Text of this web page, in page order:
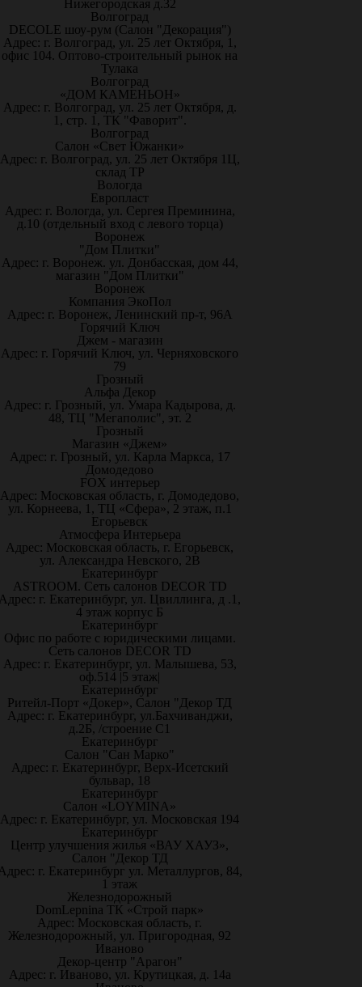
Нижегородская д.32
Волгоград
DECOLE шоу-рум (Салон "Декорация")
Адрес: г. Волгоград, ул. 25 лет Октября, 1,
офис 104. Оптово-строительный рынок на
Тулака
Волгоград
«ДОМ КАМЕНЬОН»
Адрес: г. Волгоград, ул. 25 лет Октября, д.
1, стр. 1, ТК "Фаворит".
Волгоград
Салон «Свет Южанки»
Адрес: г. Волгоград, ул. 25 лет Октября 1Ц,
склад ТР
Вологда
Европласт
Адрес: г. Вологда, ул. Сергея Преминина,
д.10 (отдельный вход с левого торца)
Воронеж
"Дом Плитки"
Адрес: г. Воронеж. ул. Донбасская, дом 44,
магазин "Дом Плитки"
Воронеж
Компания ЭкоПол
Адрес: г. Воронеж, Ленинский пр-т, 96А
Горячий Ключ
Джем - магазин
Адрес: г. Горячий Ключ, ул. Черняховского
79
Грозный
Альфа Декор
Адрес: г. Грозный, ул. Умара Кадырова, д.
48, ТЦ "Мегаполис", эт. 2
Грозный
Магазин «Джем»
Адрес: г. Грозный, ул. Карла Маркса, 17
Домодедово
FOX интерьер
Адрес: Московская область, г. Домодедово,
ул. Корнеева, 1, ТЦ «Сфера», 2 этаж, п.1
Егорьевск
Атмосфера Интерьера
Адрес: Московская область, г. Егорьевск,
ул. Александра Невского, 2В
Екатеринбург
ASTROOM. Сеть салонов DECOR TD
г. Екатеринбург, ул. Цвиллинга, д .1,
4 этаж корпус Б
Екатеринбург
Офис по работе с юридическими лицами.
Сеть салонов DECOR TD
Адрес: г. Екатеринбург, ул. Малышева, 53,
оф.514 |5 этаж|
Екатеринбург
Ритейл-Порт «Докер», Салон "Декор ТД
Адрес: г. Екатеринбург, ул.Бахчиванджи,
д.2Б, /строение С1
Екатеринбург
Салон "Сан Марко"
Адрес: г. Екатеринбург, Верх-Исетский
бульвар, 18
Екатеринбург
Салон «LOYMINA»
Адрес: г. Екатеринбург, ул. Московская 194
Екатеринбург
Центр улучшения жилья «ВАУ ХАУЗ»,
Салон "Декор ТД
г. Екатеринбург ул. Металлургов, 84,
1 этаж
Железнодорожный
DomLepnina ТК «Строй парк»
Адрес: Московская область, г.
Железнодорожный, ул. Пригородная, 92
Иваново
Декор-центр "Арагон"
Адрес: г. Иваново, ул. Крутицкая, д. 14а